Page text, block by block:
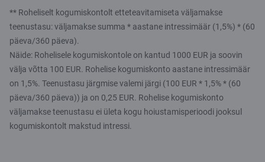
** Roheliselt kogumiskontolt etteteavitamiseta väljamakse
teenustasu: väljamakse summa * aastane intressimäär (1,5%) * (60
päeva/360 päeva).
Näide: Rohelisele kogumiskontole on kantud 1000 EUR ja soovin
välja võtta 100 EUR. Rohelise kogumiskonto aastane intressimäär
on 1,5%. Teenustasu järgmise valemi järgi (100 EUR * 1,5% * (60
päeva/360 päeva)) ja on 0,25 EUR. Rohelise kogumiskonto
väljamakse teenustasu ei ületa kogu hoiustamisperioodi jooksul
kogumiskontolt makstud intressi.